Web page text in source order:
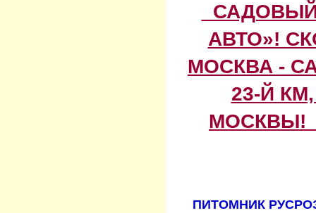
АВТО»!
МОСКВА -
23-Й
МОСКВЫ!
ПИТОМНИК